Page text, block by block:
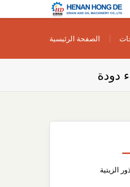
الزيوت النباتية
الخاص بك
الصفحة الرئيسية
دودة
الزيتية